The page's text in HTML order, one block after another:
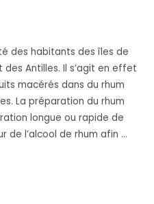
des habitants des îles de
des Antilles. Il s’agit en effet
macérés dans du rhum
La préparation du rhum
longue ou rapide de
de l’alcool de rhum afin …